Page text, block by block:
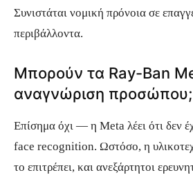
Συνιστάται νομική πρόνοια σε
περιβάλλοντα.
Μπορούν τα Ray-Ban
αναγνώριση προσώπου;
Επίσημα όχι — η Meta λέει ότι δεν
face recognition. Ωστόσο, η
το επιτρέπει, και ανεξάρτητοι